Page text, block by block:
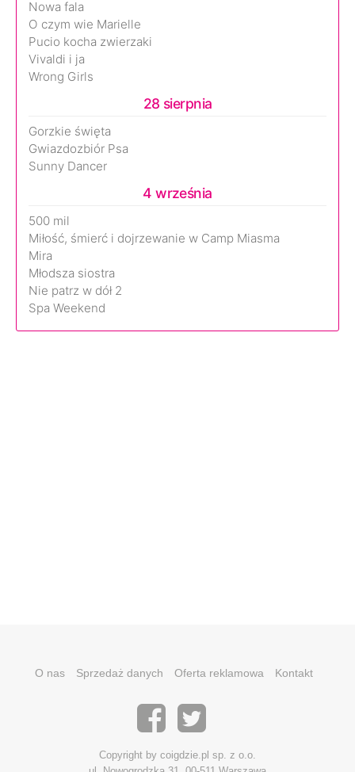
Nowa fala
O czym wie Marielle
Pucio kocha zwierzaki
Vivaldi i ja
Wrong Girls
28 sierpnia
Gorzkie święta
Gwiazdozbiór Psa
Sunny Dancer
4 września
500 mil
Miłość, śmierć i dojrzewanie w Camp Miasma
Mira
Młodsza siostra
Nie patrz w dół 2
Spa Weekend
O nas Sprzedaż danych Oferta reklamowa Kontakt
Copyright by coigdzie.pl sp. z o.o.